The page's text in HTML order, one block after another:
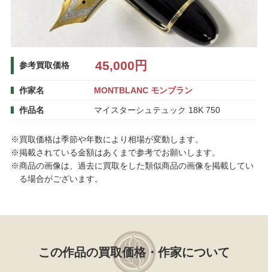
参考買取価格 45,000円
作家名 MONTBLANC モンブラン
作品名 マイスターシュテュック 18K 750
※買取価格は季節や年数により相場が変動します。
※掲載されている金額はあくまで参考でお願いします。
※商品の画像は、過去に買取をした類似商品の画像を掲載してい
る場合がございます。
この作品の買取価格・作家について